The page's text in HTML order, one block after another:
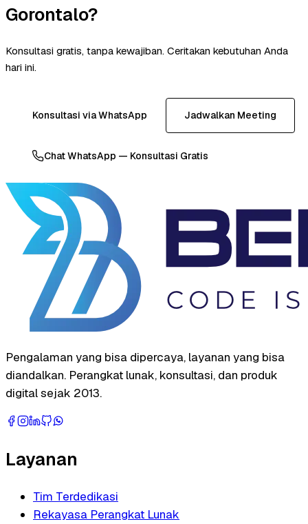
Gorontalo?
Konsultasi gratis, tanpa kewajiban. Ceritakan kebutuhan Anda
hari ini.
Konsultasi via WhatsApp Jadwalkan Meeting
Chat WhatsApp — Konsultasi Gratis
Pengalaman yang bisa dipercaya, layanan yang bisa
diandalkan. Perangkat lunak, konsultasi, dan produk
digital sejak 2013.
Layanan
Tim Terdedikasi
Rekayasa Perangkat Lunak